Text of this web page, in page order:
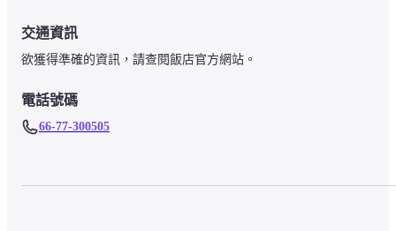
交通資訊
欲獲得準確的資訊，請查閱飯店官方網站。
電話號碼
66-77-300505